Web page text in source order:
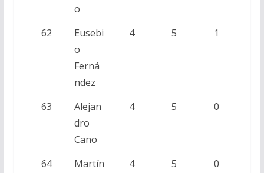
o
62
Eusebi
o
Ferná
ndez
4 5 1
63
Alejan
dro
Cano
4 5 0
64
Martín
4 5 0